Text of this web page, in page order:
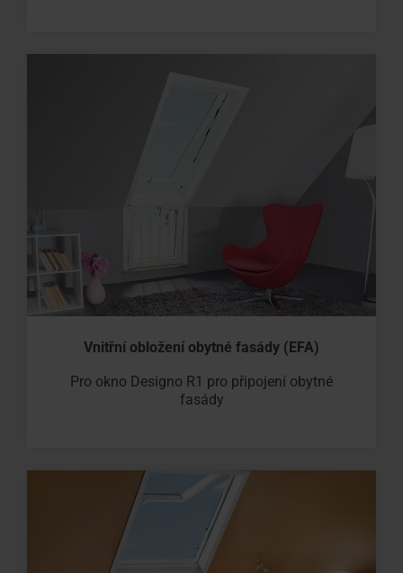
Vnitřní obložení obytné fasády (EFA)
Pro okno Designo R1 pro připojení obytné
fasády